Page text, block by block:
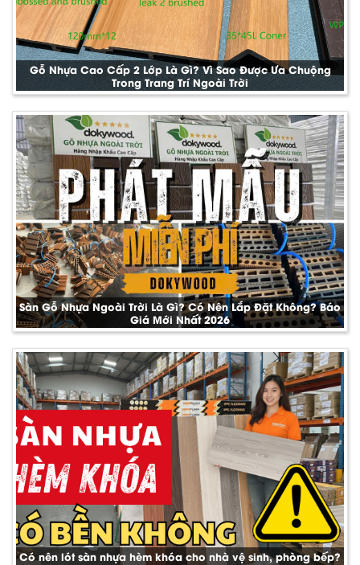
Gỗ Nhựa Cao Cấp 2 Lớp Là Gì? Vì Sao Được Ưa Chuộng
Trong Trang Trí Ngoài Trời
Sàn Gỗ Nhựa Ngoài Trời Là Gì? Có Nên Lắp Đặt Không? Báo
Giá Mới Nhất 2026
Có nên lót sàn nhựa hèm khóa cho nhà vệ sinh, phòng bếp?